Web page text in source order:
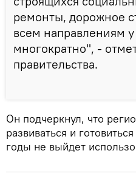
ремонты, дорожное
всем направлениям
многократно", -
правительства.
Он подчеркнул, что
развиваться и
годы не выйдет